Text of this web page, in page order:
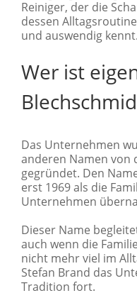
Reiniger, der die
dessen
und auswendig kennt.
Wer ist
Das Unternehmen
anderen Namen von
gegründet. Den
erst 1969 als die
Unternehmen
Dieser Name
auch wenn die
nicht mehr viel im
Stefan Brand das
Tradition fort.